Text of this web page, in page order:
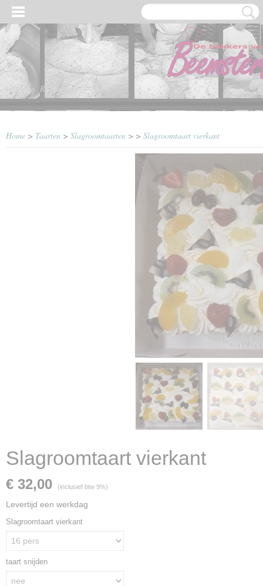
Inloggen Registreren
Home > Taarten > Slagroomtaarten > > Slagroomtaart vierkant
Slagroomtaart vierkant
€ 32,00 (inclusief btw 9%)
Levertijd een werkdag
Slagroomtaart vierkant
taart snijden